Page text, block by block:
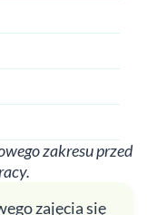
zakresu przed
zajęcia się